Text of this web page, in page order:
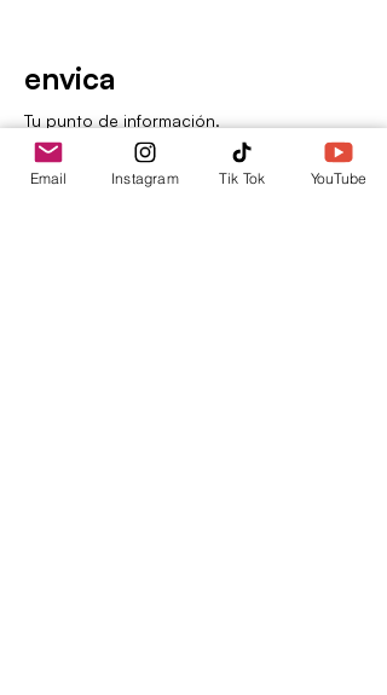
envica
Tu punto de información.
Email Instagram Tik Tok YouTube